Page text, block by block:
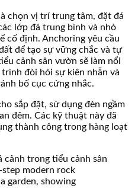
chọn vị trí trung tâm, đặt đá
lớp đá trung bình và nhỏ
cố định. Anchoring yêu cầu
để tạo sự vững chắc và tự
cảnh sân vườn sẽ làm nổi
đòi hỏi sự kiên nhẫn và
bố cục cứng nhắc.
sắp đặt, sử dụng đèn ngầm
đêm. Các kỹ thuật này đã
thành công trong hàng loạt